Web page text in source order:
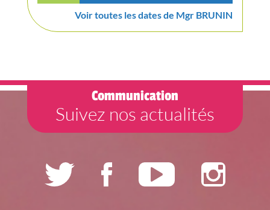
Voir toutes les dates de Mgr BRUNIN
Communication
Suivez nos actualités